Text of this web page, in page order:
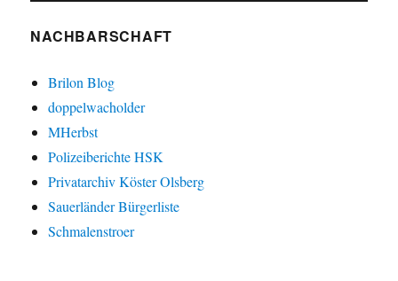
NACHBARSCHAFT
Brilon Blog
doppelwacholder
MHerbst
Polizeiberichte HSK
Privatarchiv Köster Olsberg
Sauerländer Bürgerliste
Schmalenstroer